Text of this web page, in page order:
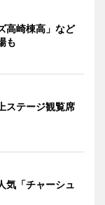
高崎棟高」など
も
ステージ観覧席
「チャーシュ